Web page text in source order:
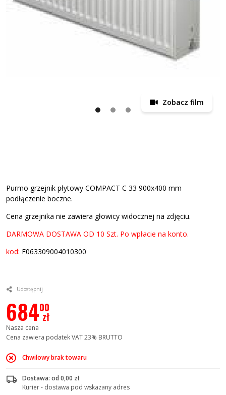
Zobacz film
Purmo grzejnik płytowy COMPACT C 33 900x400 mm
podłączenie boczne.
Cena grzejnika nie zawiera głowicy widocznej na zdjęciu.
DARMOWA DOSTAWA OD 10 Szt. Po wpłacie na konto.
kod: F063309004010300
Udostępnij
68400
zł
Nasza cena
Cena zawiera podatek VAT 23% BRUTTO
Chwilowy brak towaru
Dostawa: od 0,00 zł
Kurier - dostawa pod wskazany adres